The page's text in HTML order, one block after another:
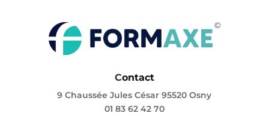
Contact
9 Chaussée Jules César 95520 Osny
01 83 62 42 70